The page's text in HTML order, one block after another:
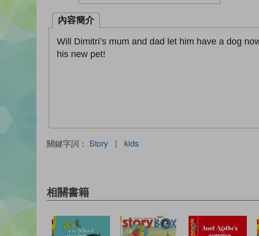
內容簡介
Will Dimitri’s mum and dad let him have a dog
his new pet!
關鍵字詞： Story | kids
相關書籍